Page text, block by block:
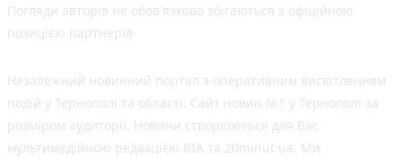
Погляди авторів не обов'язково збігаються з офіційною
позицією партнерів
Незалежний новинний портал з оперативним висвітленням
подій у Тернополі та області. Сайт новин №1 у Тернополі за
розміром аудиторії. Новини створюються для Вас
мультимедійною редакцією RIA та 20minut.ua. Ми